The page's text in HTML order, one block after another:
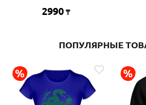
2990 ₸
ПОПУЛЯРНЫЕ